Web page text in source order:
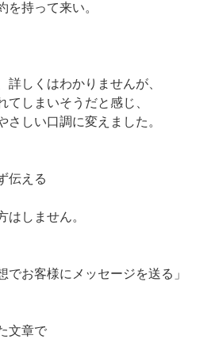
を持って来い。
しくはわかりませんが、
てしまいそうだと感じ、
しい口調に変えました。
伝える
はしません。
でお客様にメッセージを送る」
文章で